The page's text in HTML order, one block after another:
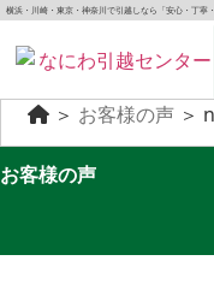
横浜・川崎・東京・神奈川で引越しなら「安心・丁寧
＞ お客様の声 ＞
お客様の声